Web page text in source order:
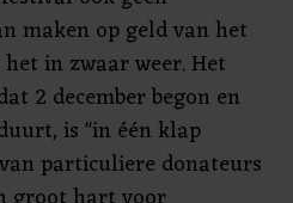
maken op geld van het
in zwaar weer. Het
2 december begon en
is "in één klap
particuliere donateurs